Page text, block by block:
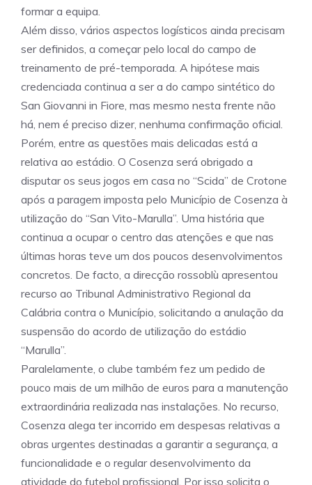
formar a equipa.
Além disso, vários aspectos logísticos ainda precisam
ser definidos, a começar pelo local do campo de
treinamento de pré-temporada. A hipótese mais
credenciada continua a ser a do campo sintético do
San Giovanni in Fiore, mas mesmo nesta frente não
há, nem é preciso dizer, nenhuma confirmação oficial.
Porém, entre as questões mais delicadas está a
relativa ao estádio. O Cosenza será obrigado a
disputar os seus jogos em casa no “Scida” de Crotone
após a paragem imposta pelo Município de Cosenza à
utilização do “San Vito-Marulla”. Uma história que
continua a ocupar o centro das atenções e que nas
últimas horas teve um dos poucos desenvolvimentos
concretos. De facto, a direcção rossoblù apresentou
recurso ao Tribunal Administrativo Regional da
Calábria contra o Município, solicitando a anulação da
suspensão do acordo de utilização do estádio
“Marulla”.
Paralelamente, o clube também fez um pedido de
pouco mais de um milhão de euros para a manutenção
extraordinária realizada nas instalações. No recurso,
Cosenza alega ter incorrido em despesas relativas a
obras urgentes destinadas a garantir a segurança, a
funcionalidade e o regular desenvolvimento da
atividade do futebol profissional. Por isso solicita o